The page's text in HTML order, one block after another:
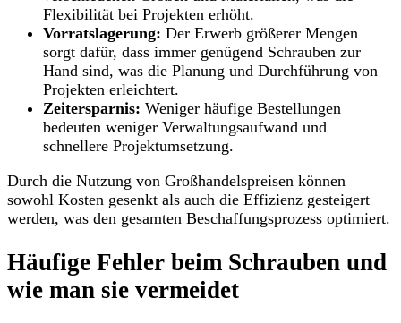
Flexibilität bei Projekten erhöht.
Vorratslagerung: Der Erwerb größerer Mengen
sorgt dafür, dass immer genügend Schrauben zur
Hand sind, was die Planung und Durchführung von
Projekten erleichtert.
Zeitersparnis: Weniger häufige Bestellungen
bedeuten weniger Verwaltungsaufwand und
schnellere Projektumsetzung.
Durch die Nutzung von Großhandelspreisen können
sowohl Kosten gesenkt als auch die Effizienz gesteigert
werden, was den gesamten Beschaffungsprozess optimiert.
Häufige Fehler beim Schrauben und
wie man sie vermeidet